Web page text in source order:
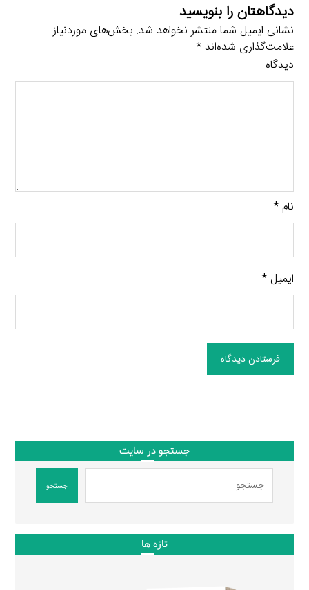
دیدگاهتان را بنویسید
نشانی ایمیل شما منتشر نخواهد شد. بخش‌های موردنیاز
علامت‌گذاری شده‌اند*
دیدگاه
نام*
ایمیل*
فرستادن دیدگاه
جستجو در سایت
جستجو
تازه ها